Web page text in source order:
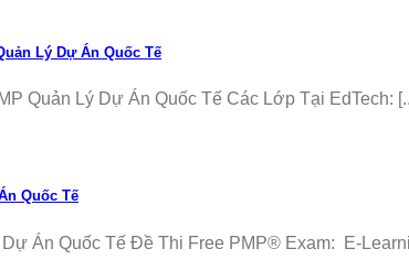
Lý Dự Án Quốc Tế
Quản Lý Dự Án Quốc Tế Các Lớp Tại EdTech:
Quốc Tế
Án Quốc Tế Đề Thi Free PMP® Exam: E-